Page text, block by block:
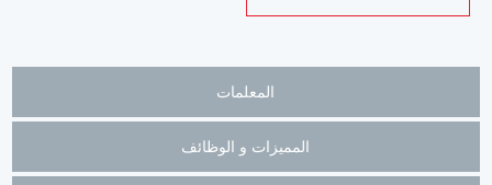
المعلمات
المميزات و الوظائف